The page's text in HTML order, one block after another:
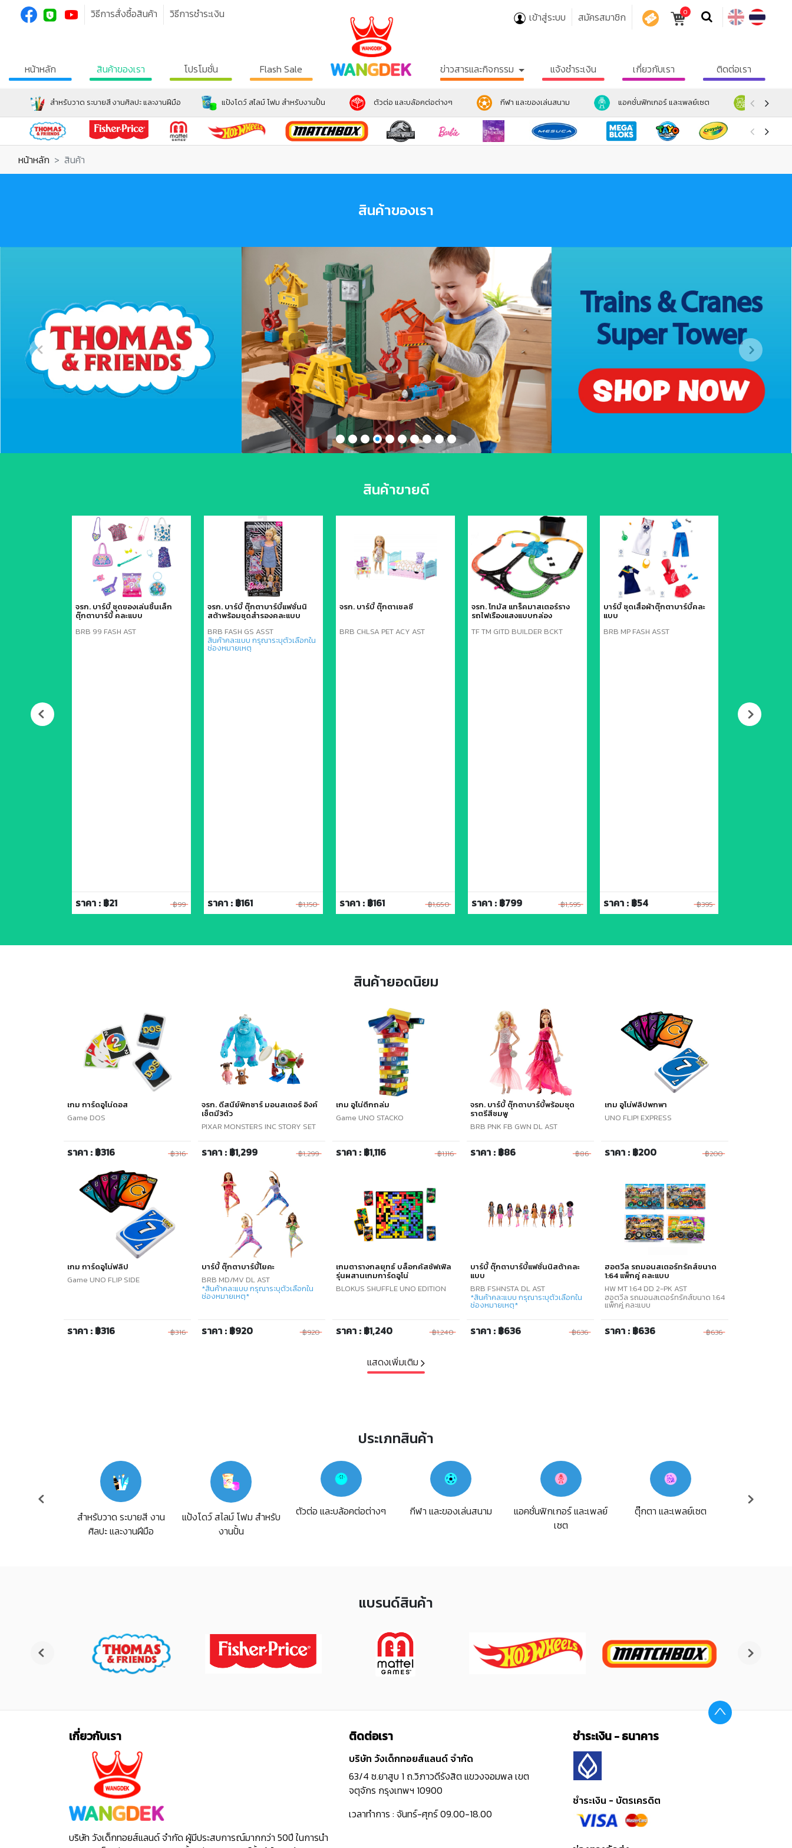
วิธีการสั่งซื้อสินค้า วิธีการชำระเงิน เข้าสู่ระบบ สมัครสมาชิก 0
หน้าหลัก สินค้าของเรา โปรโมชั่น Flash Sale ข่าวสารและกิจกรรม แจ้งชำระเงิน เกี่ยวกับเรา ติดต่อเรา
สำหรับวาด ระบายสี งานศิลปะ และงานฝีมือ แป้งโดว์ สไลม์ โฟม สำหรับงานปั้น ตัวต่อ และบล้อคต่อต่างๆ กีฬา และของเล่นสนาม แอคชั่นฟิกเกอร์ และเพลย์เซต ตุ๊กตา แล
หน้าหลัก สินค้า
สินค้าของเรา
สินค้าขายดี
ฑ์แบบการ์ด
รอยยับจากการ
เป็นรหัส
จรก. บาร์บี้ ชุดของเล่นชิ้นเล็ก
ตุ๊กตาบาร์บี้ คละแบบ
BRB 99 FASH AST
ราคา : ฿21 ฿99
จรก. บาร์บี้ ตุ๊กตาบาร์บี้แฟชั่นนิ
สต้าพร้อมชุดสำรองคละแบบ
BRB FASH GS ASST
สินค้าคละแบบ กรุณาระบุตัวเลือกใน
ช่องหมายเหตุ
ราคา : ฿161 ฿1,150
จรก. บาร์บี้ ตุ๊กตาเชลซี
BRB CHLSA PET ACY AST
ราคา : ฿161 ฿1,650
จรก. โทมัส แทร็คมาสเตอร์ราง
รถไฟเรืองแสงแบบกล่อง
TF TM GITD BUILDER BCKT
ราคา : ฿799 ฿1,595
บาร์บี้ ชุดเสื้อผ้าตุ๊กตาบาร์บี้คละ
แบบ
BRB MP FASH ASST
ราคา : ฿54 ฿395
สินค้ายอดนิยม
เกม การ์ดอูโน่ดอส
Game DOS
ราคา : ฿316 ฿316
จรก. ดีสนีย์พิกซาร์ มอนสเตอร์ อิงค์
เซ็ตมี3ตัว
PIXAR MONSTERS INC STORY SET
ราคา : ฿1,299 ฿1,299
เกม อูโน่ตึกถล่ม
Game UNO STACKO
ราคา : ฿1,116 ฿1,116
จรก. บาร์บี้ ตุ๊กตาบาร์บี้พร้อมชุด
ราตรีสีชมพู
BRB PNK FB GWN DL AST
ราคา : ฿86 ฿86
เกม อูโน่ฟลิปพกพา
UNO FLIP! EXPRESS
ราคา : ฿200 ฿200
เกม การ์ดอูโน่ฟลิป
Game UNO FLIP SIDE
ราคา : ฿316 ฿316
บาร์บี้ ตุ๊กตาบาร์บี้โยคะ
BRB MD/MV DL AST
*สินค้าคละแบบ กรุณาระบุตัวเลือกใน
ช่องหมายเหตุ*
ราคา : ฿920 ฿920
เกมตารางกลยุทธ์ บล็อกคัสชัฟเฟิล
รุ่นผสานเกมการ์ดอูโน่
BLOKUS SHUFFLE UNO EDITION
ราคา : ฿1,240 ฿1,240
บาร์บี้ ตุ๊กตาบาร์บี้แฟชั่นนิสต้าคละ
แบบ
BRB FSHNSTA DL AST
*สินค้าคละแบบ กรุณาระบุตัวเลือกใน
ช่องหมายเหตุ*
ราคา : ฿636 ฿636
ฮอตวีล รถมอนสเตอร์ทรัคส์ขนาด
1:64 แพ็กคู่ คละแบบ
HW MT 1:64 DD 2-PK AST
ฮอตวีล รถมอนสเตอร์ทรัคส์ขนาด 1:64
แพ็กคู่ คละแบบ
ราคา : ฿636 ฿636
แสดงเพิ่มเติม
ประเภทสินค้า
สำหรับวาด ระบายสี งาน
ศิลปะ และงานฝีมือ
แป้งโดว์ สไลม์ โฟม สำหรับ
งานปั้น
ตัวต่อ และบล้อคต่อต่างๆ กีฬา และของเล่นสนาม
แอคชั่นฟิกเกอร์ และเพลย์
เซต
ตุ๊กตา และเพลย์เซต
แบรนด์สินค้า
เกี่ยวกับเรา
บริษัท วังเด็กทอยส์แลนด์ จำกัด ผู้มีประสบการณ์มากกว่า 50ปี ในการนำ
ติดต่อเรา
บริษัท วังเด็กทอยส์แลนด์ จำกัด
63/4 ซ.ยาสูบ 1 ถ.วิภาวดีรังสิต แขวงจอมพล เขต
จตุจักร กรุงเทพฯ 10900
เวลาทำการ : จันทร์-ศุกร์ 09.00-18.00
ชำระเงิน - ธนาคาร
ชำระเงิน - บัตรเครดิต